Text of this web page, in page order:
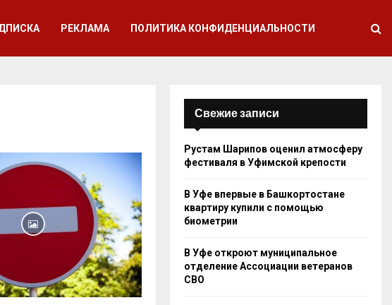
РЕКЛАМА ПОЛИТИКА КОНФИДЕНЦИАЛЬНОСТИ
Свежие записи
Рустам Шарипов оценил атмосферу
фестиваля в Уфимской крепости
В Уфе впервые в Башкортостане
квартиру купили с помощью
биометрии
В Уфе откроют муниципальное
отделение Ассоциации ветеранов
СВО